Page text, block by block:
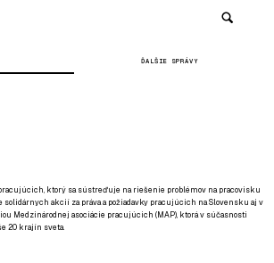
ĎALŠIE SPRÁVY
ktorý sa sústreďuje na riešenie problémov na pracovisku
solidárnych akcií za práva a požiadavky pracujúcich na Slovensku aj v
Medzinárodnej asociácie pracujúcich (MAP), ktorá v súčasnosti
20 krajín sveta.